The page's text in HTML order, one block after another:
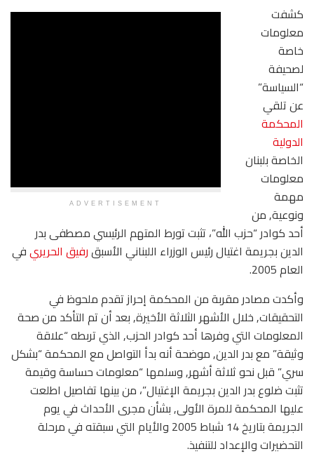
ADVERTISEMENT
كشفت
معلومات
خاصة
لصحيفة
“السياسة”
عن تلقي
المحكمة
الدولية
الخاصة بلبنان
معلومات
مهمة
ونوعية, من
أحد كوادر “حزب الله”، تثبت تورط المتهم الرئيسي مصطفى بدر
الدين بجريمة اغتيال رئيس الوزراء اللبناني الأسبقرفيق الحريريفي
العام 2005.
وأكدت مصادر مقربة من المحكمة إحراز تقدم ملحوظ في
التحقيقات, خلال الأشهر الثلاثة الأخيرة, بعد أن تم التأكد من صحة
المعلومات التي وفرها أحد كوادر الحزب, الذي تربطه “علاقة
وثيقة” مع بدر الدين, موضحة أنه بدأ التواصل مع المحكمة “بشكل
سري” قبل نحو ثلاثة أشهر, وسلمها “معلومات حساسة وقيمة
تثبت ضلوع بدر الدين بجريمة الإغتيال”، من بينها تفاصيل اطلعت
عليها المحكمة للمرة الأولى, بشأن مجرى الأحداث في يوم
الجريمة بتاريخ 14 شباط 2005 والأيام التي سبقته في مرحلة
التحضيرات والإعداد للتنفيذ.